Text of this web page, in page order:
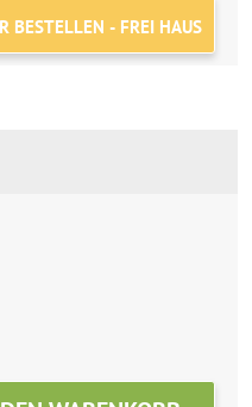
BESTELLEN - FREI HAUS